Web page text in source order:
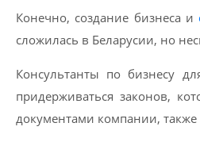
Конечно, создание бизнеса и
сложилась в Беларусии, но
Консультанты по бизнесу
придерживаться законов,
документами компании,